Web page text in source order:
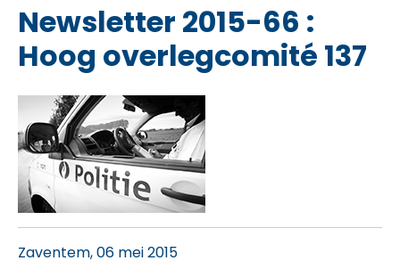
Newsletter 2015-66 :
Hoog overlegcomité 137
Zaventem, 06 mei 2015